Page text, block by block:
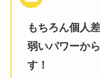
もちろん個人
弱いパワーか
す！